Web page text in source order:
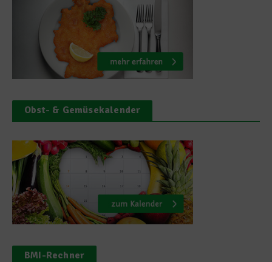
Obst- & Gemüsekalender
BMI-Rechner